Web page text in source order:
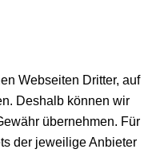
Webseiten Dritter, auf
Deshalb können wir
übernehmen. Für
der jeweilige Anbieter